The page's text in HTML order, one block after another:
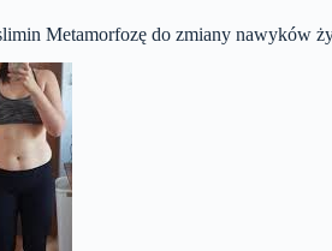
Metamorfozę do zmiany nawyków